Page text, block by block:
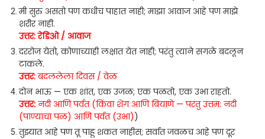
मी सुरु असतो पण कधीच पाहात नाही; माझा आवाज आहे पण माझे
शरीर नाही.
उत्तर: रेडिओ / आवाज
दररोज येतो, कोणाच्याही लक्षात येत नाही; परंतु त्याने सगळे बदलून
टाकले.
उत्तर:बदललेला दिवस / वेळ
दोन भाऊ — एक शांत, एक उजळ; एक पळतो, एक उभा राहतो.
उत्तर:नदी आणि पर्वत (किंवा शेंग आणि बियाणे — परंतु उत्तम: नदी
(पाण्याचा पळ) आणि पर्वत (उभा))
तुझ्यात आहे पण तू पाहू शकत नाहीस; सर्वात जवळच आहे पण दूर